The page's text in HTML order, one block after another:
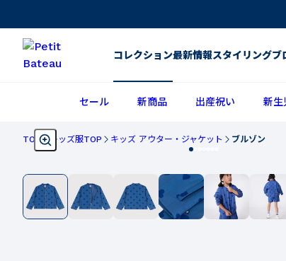
コレクション最新情報スタイリングブ
セール 新商品 出産祝い 新生
TOP キッズ服TOP キッズ アウター・ジャケット ブルゾン